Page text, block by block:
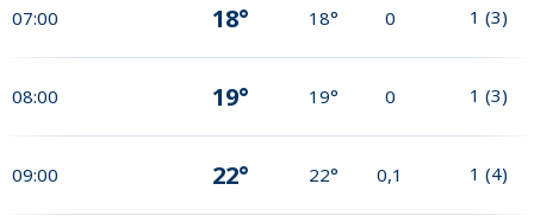
07:00 18° 18° 0 1 (3)
08:00 19° 19° 0 1 (3)
09:00 22° 22° 0,1 1 (4)